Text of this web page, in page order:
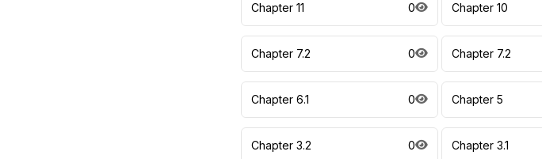
Chapter 11 0 Chapter 10
Chapter 7.2 0 Chapter 7.2
Chapter 6.1 0 Chapter 5
Chapter 3.2 0 Chapter 3.1